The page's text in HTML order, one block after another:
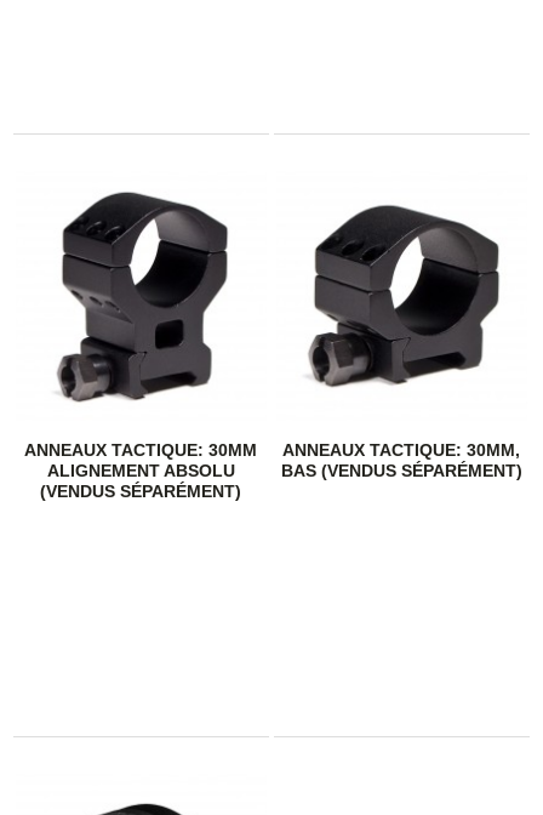
ANNEAUX TACTIQUE: 30MM
ALIGNEMENT ABSOLU
(VENDUS SÉPARÉMENT)
ANNEAUX TACTIQUE: 30MM,
BAS (VENDUS SÉPARÉMENT)